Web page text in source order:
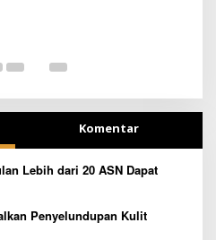
Komentar
Lebih dari 20 ASN Dapat
Penyelundupan Kulit